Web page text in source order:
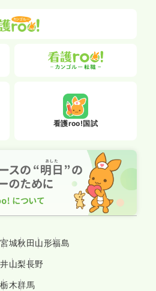
看護roo!国試
宮城秋田 山形福島
山梨長野
栃木群馬